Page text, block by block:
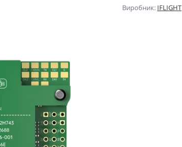
Виробник: IFLIGHT